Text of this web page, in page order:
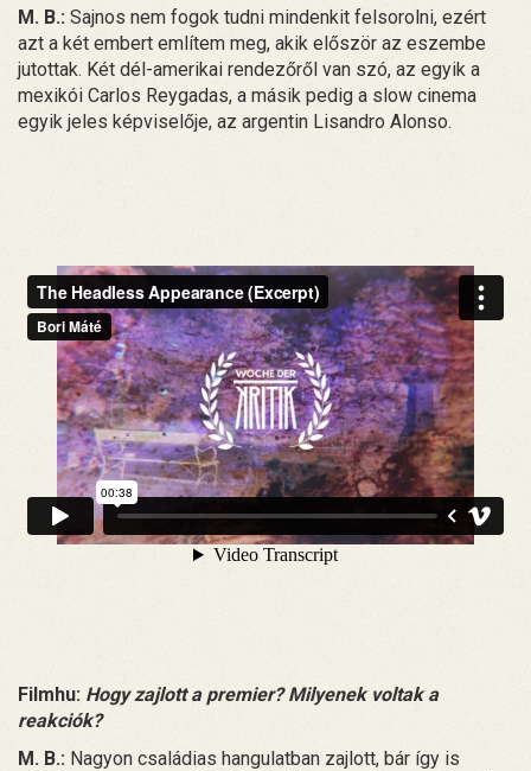
M. B.: Sajnos nem fogok tudni mindenkit felsorolni, ezért
azt a két embert említem meg, akik először az eszembe
jutottak. Két dél-amerikai rendezőről van szó, az egyik a
mexikói Carlos Reygadas, a másik pedig a slow cinema
egyik jeles képviselője, az argentin Lisandro Alonso.
Filmhu: Hogy zajlott a premier? Milyenek voltak a
reakciók?
M. B.: Nagyon családias hangulatban zajlott, bár így is